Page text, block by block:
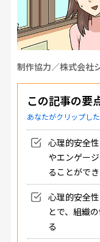
制作協力／株式会社
この記事の要
あなたがクリップし
心理的安全
やエンゲー
ることがで
心理的安全
とで、組織
る